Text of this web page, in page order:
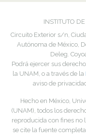
INSTITUTO
Circuito Exterior s/n,
Autónoma de México,
Deleg.
Podrá ejercer sus
la UNAM, o a través de la
aviso de
Hecho en México,
(UNAM), todos los
reproducida con fines no
se cite la fuente